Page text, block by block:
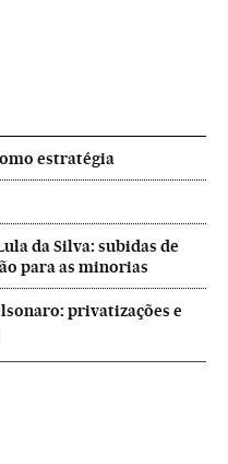
estratégia
da Silva: subidas de
para as minorias
privatizações e